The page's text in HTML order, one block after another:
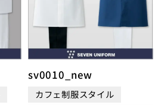
sv0010_new
カフェ制服スタイル